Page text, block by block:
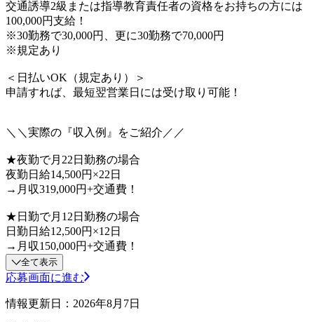
交通誘導2級または指導教育責任者の資格をお持ちの方には
100,000円支給！
※30勤務で30,000円、更に30勤務で70,000円
※規定あり
＜日払いOK（規定あり）＞
申請すれば、最短翌営業日には受け取り可能！
＼＼実際の『収入例』をご紹介／／
★夜勤で月22日勤務の場合
夜勤日給14,500円×22日
→月収319,000円+交通費！
★日勤で月12日勤務の場合
日勤日給12,500円×12日
→月収150,000円+交通費！
全て表示
応募画面に進む
情報更新日：2026年8月7日